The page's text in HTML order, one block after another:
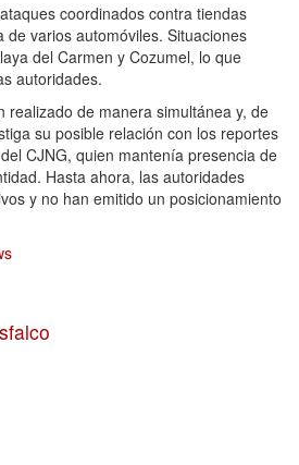
coordinados contra tiendas
varios automóviles. Situaciones
del Carmen y Cozumel, lo que
autoridades.
realizado de manera simultánea y, de
su posible relación con los reportes
CJNG, quien mantenía presencia de
Hasta ahora, las autoridades
y no han emitido un posicionamiento